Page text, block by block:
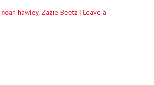
noah hawley, Zazie Beetz | Leave a